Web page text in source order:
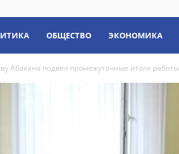
ОБЩЕСТВО ЭКОНОМИКА
Абакана подвел промежуточные итоги работы